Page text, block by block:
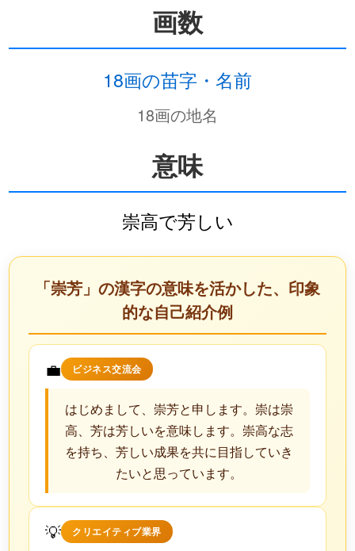
画数
18画の苗字・名前
18画の地名
意味
崇高で芳しい
「崇芳」の漢字の意味を活かした、印象
的な自己紹介例
💼 ビジネス交流会
はじめまして、崇芳と申します。崇は崇
高、芳は芳しいを意味します。崇高な志
を持ち、芳しい成果を共に目指していき
たいと思っています。
💡 クリエイティブ業界